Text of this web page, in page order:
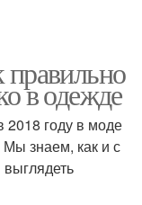
в одежде
2018 году в моде
Мы знаем, как и с